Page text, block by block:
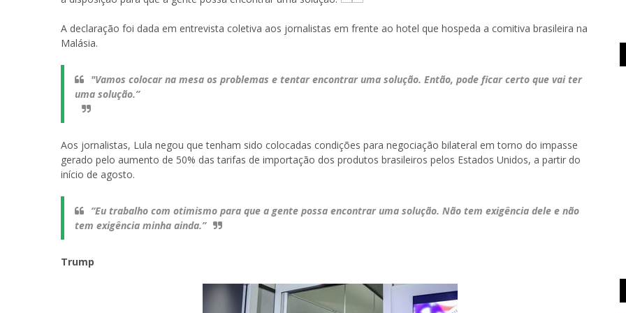
A declaração foi dada em entrevista coletiva aos jornalistas em frente ao hotel que hospeda a comitiva brasileira na
Malásia.
"Vamos colocar na mesa os problemas e tentar encontrar uma solução. Então, pode ficar certo que vai ter
uma solução.”
Aos jornalistas, Lula negou que tenham sido colocadas condições para negociação bilateral em torno do impasse
gerado pelo aumento de 50% das tarifas de importação dos produtos brasileiros pelos Estados Unidos, a partir do
início de agosto.
“Eu trabalho com otimismo para que a gente possa encontrar uma solução. Não tem exigência dele e não
tem exigência minha ainda.”
Trump